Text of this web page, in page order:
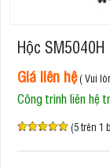
Hộc SM5040H
Giá liên hệ( Vui
Công trình liên hệ
(5 trên 1